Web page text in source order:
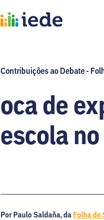
Contribuições ao Debate -
oca de
escola
Por Paulo Saldaña, daFolha de